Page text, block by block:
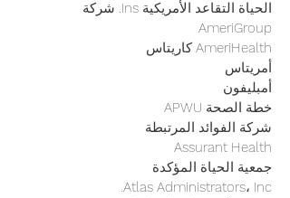
الحياة التقاعد الأمريكية Ins. شركة
AmeriGroup
AmeriHealth كاريتاس
أمريتاس
أمبليفون
خطة الصحة APWU
شركة الفوائد المرتبطة
Assurant Health
جمعية الحياة المؤكدة
Atlas Administrators، Inc.